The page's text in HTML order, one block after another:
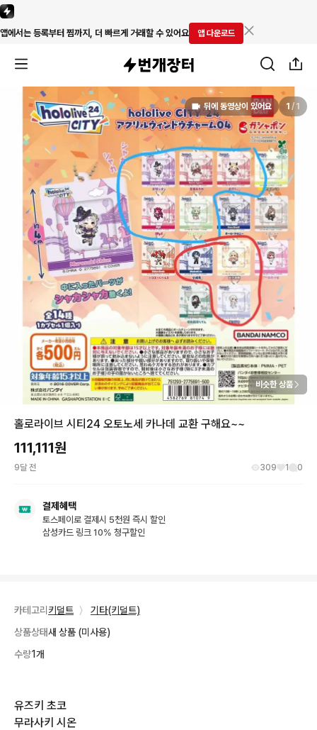
앱에서는 등록부터 찜까지, 더 빠르게 거래할 수 있어요 앱 다운로드
뒤에 동영상이 있어요 1 / 1
비슷한 상품
홀로라이브 시티24 오토노세 카나데 교환 구해요~~
111,111원
9달 전 309 1 0
결제혜택
토스페이로 결제시 5천원 즉시 할인
삼성카드 링크 10% 청구할인
카테고리 키덜트 〉
기타(키덜트)
상품상태새 상품 (미사용)
수량1개
유즈키 초코
무라사키 시온